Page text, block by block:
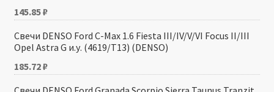
145.85₽
Свечи DENSO Ford C-Max 1.6 Fiesta III/IV/V/VI Focus II/III
Opel Astra G и.у. (4619/T13) (DENSO)
185.72₽